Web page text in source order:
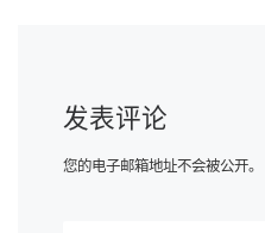
发表评论
您的电子邮箱地址不会被公开。